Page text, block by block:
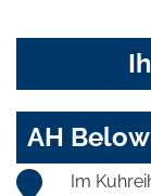
AH
Im